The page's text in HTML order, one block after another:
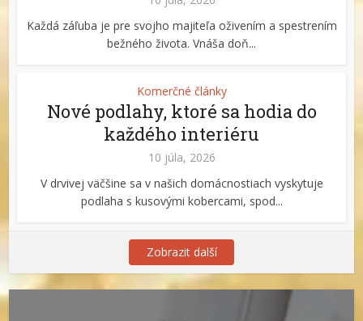
Každá záľuba je pre svojho majiteľa oživením a spestrením
bežného života. Vnáša doň...
Komerčné články
Nové podlahy, ktoré sa hodia do
každého interiéru
10 júla, 2026
V drvivej väčšine sa v našich domácnostiach vyskytuje
podlaha s kusovými kobercami, spod...
Zobrazit další